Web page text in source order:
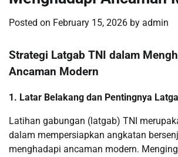
Posted on February 15, 2026 by admin
Strategi Latgab TNI dalam
Ancaman Modern
1. Latar Belakang dan Pentingnya
Latihan gabungan (latgab) TNI
dalam mempersiapkan angkatan
menghadapi ancaman modern.